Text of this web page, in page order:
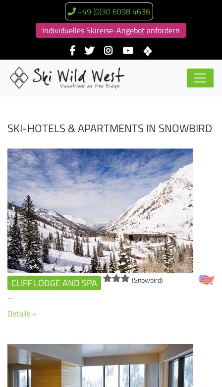
+49 (0)30 6098 4636
Individuelles Skireise-Angebot anfordern
SKI-HOTELS & APARTMENTS IN SNOWBIRD
CLIFF LODGE AND SPA (Snowbird)
…
Details »